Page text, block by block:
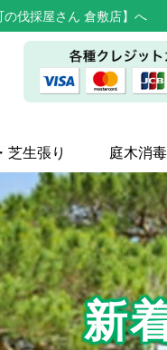
伐採屋さん 倉敷店】へ
芝生張り 庭木消
新